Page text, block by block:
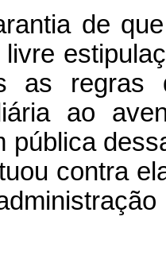
de
as regras
ao
pública
contra